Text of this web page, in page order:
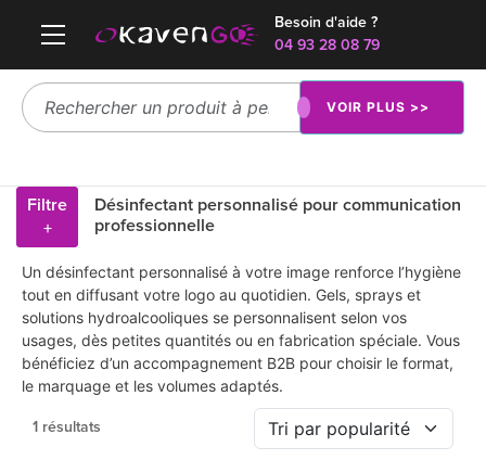
Besoin d'aide ?
04 93 28 08 79
VOIR PLUS >>
Filtre
+
Désinfectant personnalisé pour communication
professionnelle
Un désinfectant personnalisé à votre image renforce l’hygiène
tout en diffusant votre logo au quotidien. Gels, sprays et
solutions hydroalcooliques se personnalisent selon vos
usages, dès petites quantités ou en fabrication spéciale. Vous
bénéficiez d’un accompagnement B2B pour choisir le format,
le marquage et les volumes adaptés.
1 résultats